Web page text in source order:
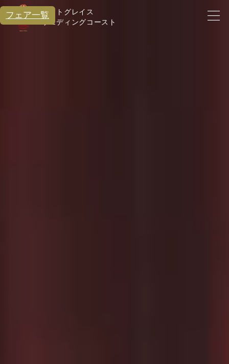
フェア一覧アートグレイス
ウエディングコースト